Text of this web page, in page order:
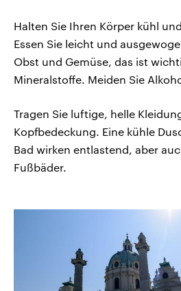
Halten Sie Ihren Körper kühl
Essen Sie leicht und
Obst und Gemüse, das ist
Mineralstoffe. Meiden Sie
Tragen Sie luftige, helle
Kopfbedeckung. Eine kühle
Bad wirken entlastend, aber
Fußbäder.